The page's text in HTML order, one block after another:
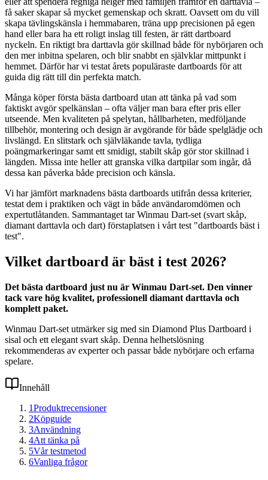
få saker skapar så mycket gemenskap och skratt. Oavsett om du vill
skapa tävlingskänsla i hemmabaren, träna upp precisionen på egen
hand eller bara ha ett roligt inslag till festen, är rätt dartboard
nyckeln. En riktigt bra darttavla gör skillnad både för nybörjaren och
den mer inbitna spelaren, och blir snabbt en självklar mittpunkt i
hemmet. Därför har vi testat årets populäraste dartboards för att
guida dig rätt till din perfekta match.
Många köper första bästa dartboard utan att tänka på vad som
faktiskt avgör spelkänslan – ofta väljer man bara efter pris eller
utseende. Men kvaliteten på spelytan, hållbarheten, medföljande
tillbehör, montering och design är avgörande för både spelglädje och
livslängd. En slitstark och självläkande tavla, tydliga
poängmarkeringar samt ett smidigt, stabilt skåp gör stor skillnad i
längden. Missa inte heller att granska vilka dartpilar som ingår, då
dessa kan påverka både precision och känsla.
Vi har jämfört marknadens bästa dartboards utifrån dessa kriterier,
testat dem i praktiken och vägt in både användaromdömen och
expertutlåtanden. Sammantaget tar Winmau Dart-set (svart skåp,
diamant darttavla och dart) förstaplatsen i vårt test "dartboards bäst i
test".
Vilket dartboard är bäst i test 2026?
Det bästa dartboard just nu är Winmau Dart-set. Den vinner
tack vare hög kvalitet, professionell diamant darttavla och
komplett paket.
Winmau Dart-set utmärker sig med sin Diamond Plus Dartboard i
sisal och ett elegant svart skåp. Denna helhetslösning
rekommenderas av experter och passar både nybörjare och erfarna
spelare.
Innehåll
1Produktrecensioner
2Köpguide
3Användning
4Att tänka på
5Vår testmetod
6Vanliga frågor